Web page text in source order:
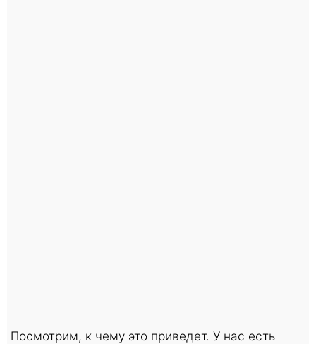
Посмотрим, к чему это приведет. У нас есть